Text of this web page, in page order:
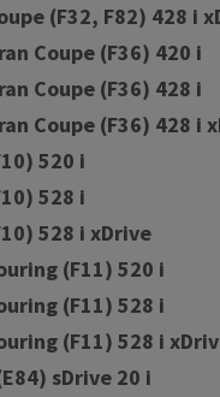
(F32, F82) 428 i
Coupe (F36) 420 i
Coupe (F36) 428 i
Coupe (F36) 428 i
520 i
528 i
528 i xDrive
(F11) 520 i
(F11) 528 i
(F11) 528 i
sDrive 20 i